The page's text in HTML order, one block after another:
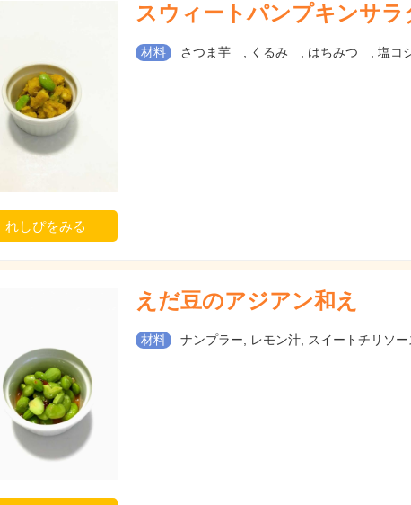
れしぴをみる
スウィートパンプキンサラ
材料 さつま芋 , くるみ , はちみつ , 塩コ
えだ豆のアジアン和え
材料 ナンプラー, レモン汁, スイートチリソー